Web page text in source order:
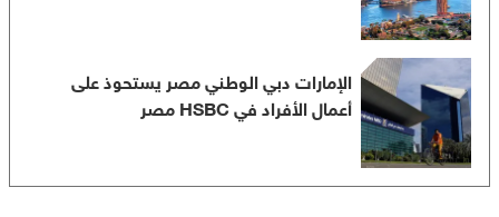
الإمارات دبي الوطني مصر يستحوذ على
أعمال الأفراد في HSBC مصر